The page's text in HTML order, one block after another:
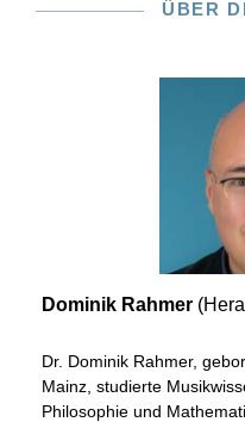
ÜBER
Dominik Rahmer
Dr. Dominik Rahmer,
Mainz, studierte
Philosophie und